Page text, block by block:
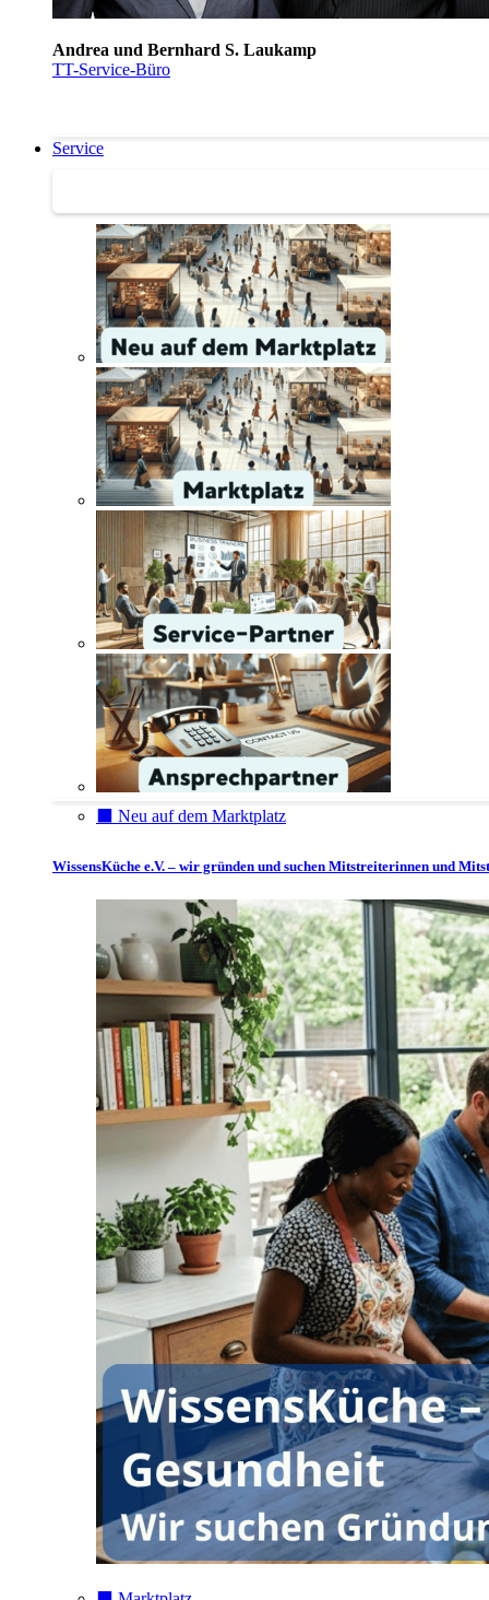
Andrea und Bernhard S. Laukamp
TT-Service-Büro
Service
⬛️ Neu auf dem Marktplatz
WissensKüche e.V. – wir gründen und suchen Mitstreiterinnen und